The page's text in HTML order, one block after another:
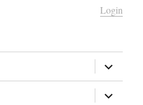
Login
öffnen
öffnen